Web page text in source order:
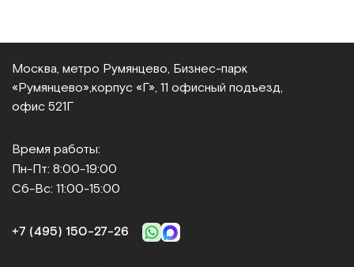
Москва, метро Румянцево, Бизнес‑парк
«Румянцево», корпус «Г», 11 офисный подъезд,
офис 521Г
Время работы:
Пн-Пт: 8:00-19:00
Сб-Вс: 11:00-15:00
+7 (495) 150‑27‑26